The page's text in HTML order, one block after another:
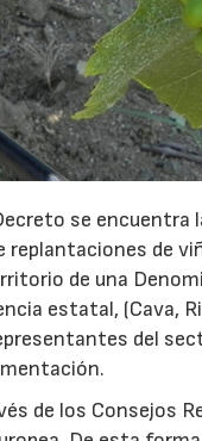
se
de
de una
estatal, (Cava,
del
de los Consejos
23/07/